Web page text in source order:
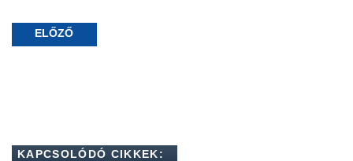
ELŐZŐ
KAPCSOLÓDÓ CIKKEK: